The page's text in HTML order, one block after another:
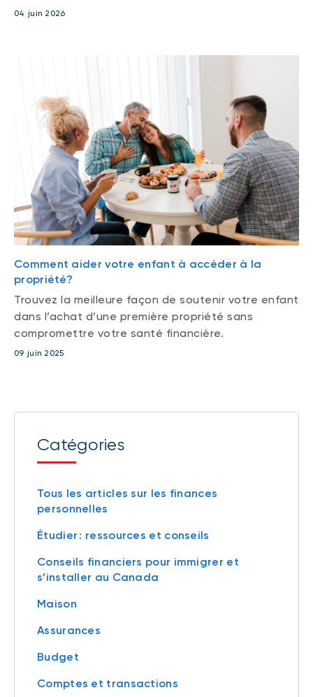
04 juin 2026
Comment aider votre enfant à accéder à la
propriété?
Trouvez la meilleure façon de soutenir votre enfant
dans l’achat d’une première propriété sans
compromettre votre santé financière.
09 juin 2025
Catégories
Tous les articles sur les finances
personnelles
Étudier : ressources et conseils
Conseils financiers pour immigrer et
s’installer au Canada
Maison
Assurances
Budget
Comptes et transactions